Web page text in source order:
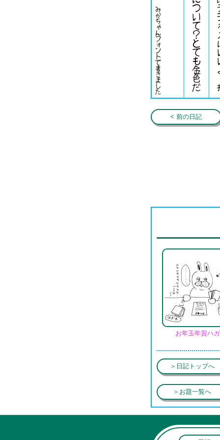
みかちゃんフォントで書きました
< 前の日記
お年玉年賀ハ
＞日記トップへ
＞お題一覧へ